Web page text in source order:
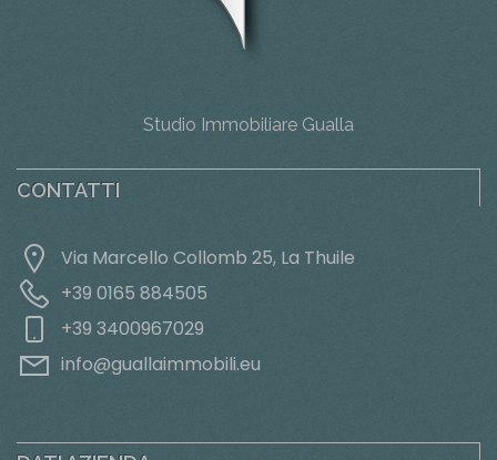
Studio Immobiliare Gualla
CONTATTI
Via Marcello Collomb 25, La Thuile
+39 0165 884505
+39 3400967029
info@guallaimmobili.eu